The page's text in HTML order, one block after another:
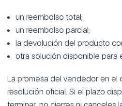
un reembolso total;
un reembolso parcial;
la devolución del producto
otra solución disponible para
La promesa del vendedor en el
resolución oficial. Si el plazo